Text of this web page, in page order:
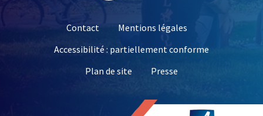
Contact
Mentions légales
Accessibilité : partiellement conforme
Plan de site
Presse